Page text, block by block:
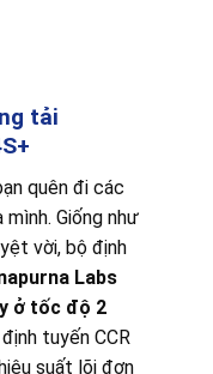
tải
quên đi các
Giống như
vời, bộ định
Labs
ở tốc độ 2
tuyến CCR
suất lõi đơn